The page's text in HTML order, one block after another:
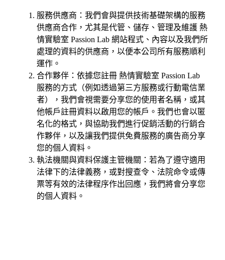
服務供應商：我們會與提供技術基礎架構的服務
供應商合作，尤其是代管、儲存、管理及維護 熱
情實驗室 Passion Lab 網站程式、內容以及我們所
處理的資料的供應商，以便本公司所有服務順利
運作。
合作夥伴：依據您註冊 熱情實驗室 Passion Lab
服務的方式（例如透過第三方服務或行動電信業
者），我們會視需要分享您的使用者名稱，或其
他帳戶註冊資料以啟用您的帳戶。我們也會以匿
名化的格式，與協助我們進行促銷活動的行銷合
作夥伴，以及讓我們提供免費服務的廣告商分享
您的個人資料。
執法機關與資料保護主管機關：若為了遵守適用
法律下的法律義務，或對搜查令、法院命令或傳
票等有效的法律程序作出回應，我們將會分享您
的個人資料。